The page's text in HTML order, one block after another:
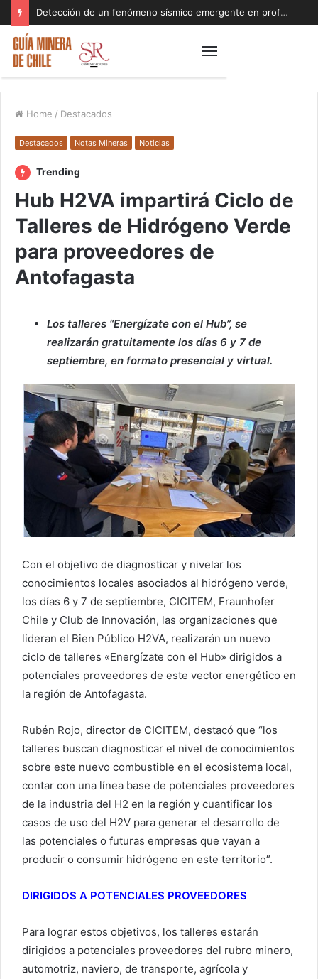
Detección de un fenómeno sísmico emergente en profundidad con riesgos diferentes a los conocidos paraliza Andes Norte
Home / Destacados
Destacados Notas Mineras Noticias
Trending
Hub H2VA impartirá Ciclo de
Talleres de Hidrógeno Verde
para proveedores de
Antofagasta
Los talleres “Energízate con el Hub”, se
realizarán gratuitamente los días 6 y 7 de
septiembre, en formato presencial y virtual.
Con el objetivo de diagnosticar y nivelar los
conocimientos locales asociados al hidrógeno verde,
los días 6 y 7 de septiembre, CICITEM, Fraunhofer
Chile y Club de Innovación, las organizaciones que
lideran el Bien Público H2VA, realizarán un nuevo
ciclo de talleres «Energízate con el Hub» dirigidos a
potenciales proveedores de este vector energético en
la región de Antofagasta.
Rubén Rojo, director de CICITEM, destacó que “los
talleres buscan diagnosticar el nivel de conocimientos
sobre este nuevo combustible en el ecosistema local,
contar con una línea base de potenciales proveedores
de la industria del H2 en la región y cuantificar los
casos de uso del H2V para generar el desarrollo de
las potenciales o futuras empresas que vayan a
producir o consumir hidrógeno en este territorio”.
DIRIGIDOS A POTENCIALES PROVEEDORES
Para lograr estos objetivos, los talleres estarán
dirigidos a potenciales proveedores del rubro minero,
automotriz, naviero, de transporte, agrícola y